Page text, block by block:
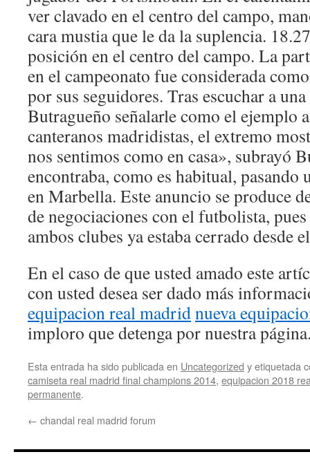
ver clavado en el centro del campo,
cara mustia que le da la suplencia.
posición en el centro del campo. La
en el campeonato fue considerada
por sus seguidores. Tras escuchar a
Butragueño señalarle como el ejemplo
canteranos madridistas, el extremo
nos sentimos como en casa», subrayó
encontraba, como es habitual, pasando
en Marbella. Este anuncio se produce
de negociaciones con el futbolista,
ambos clubes ya estaba cerrado desde
En el caso de que usted amado este
con usted desea ser dado más
equipacion real madridnueva
imploro que detenga por nuestra
Esta entrada ha sido publicada en Uncategorized y etiquetada
camiseta real madrid final champions 2014, equipacion 2018
permanente.
← chandal real madrid forum